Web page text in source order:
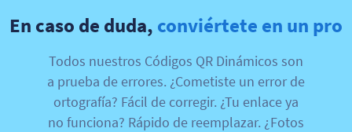
En caso de duda, conviértete en un pro
Todos nuestros Códigos QR Dinámicos son
a prueba de errores. ¿Cometiste un error de
ortografía? Fácil de corregir. ¿Tu enlace ya
no funciona? Rápido de reemplazar. ¿Fotos